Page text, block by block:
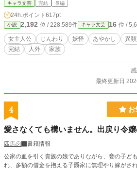
るようになっていく。 「私だけ、どうして、鬼じゃないんだ
ろう……」 劣等感を抱き、自分が鬼の家族にとって本当に
必要な存在なのかと不安を覚
中、彼女の元に現れたのは、縁
の青年で……？ 育ててくれた鬼の家族。 自分と同じ妖狐
鬼に嫁入りした少女の話。
キャラ文芸 完結 長編
24h.ポイント 617pt
小説 2,192 位 / 228,589件 キャラ文芸 16 位 /
女主人公 じんわり 妖怪 あやかし 異
完結
人外 家族
最終更新日
4 お
愛さなくても構いません。出戻り令
四馬㋟
書籍情報
公家の血を引く貴族の娘でありながら、妾の子ど
れ、多額の借金を抱える子爵家に無理やり嫁がさ